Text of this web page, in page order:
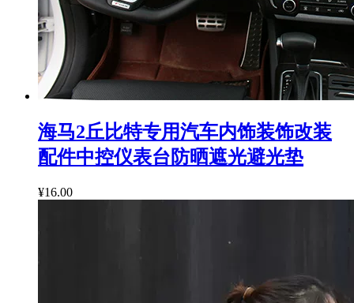
海马2丘比特专用汽车内饰装饰改装
配件中控仪表台防晒遮光避光垫
¥16.00